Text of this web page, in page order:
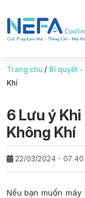
Trang chủ/ Bí quyết -
Khí
6 Lưu ý
Không Khí
22/03/2024 - 07:40
Nếu bạn muốn